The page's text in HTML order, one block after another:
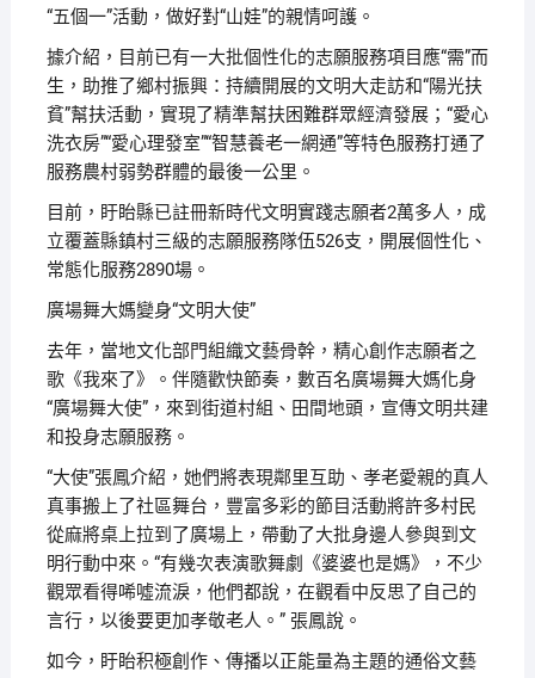
“五個一”活動，做好對“山娃”的親情呵護。
據介紹，目前已有一大批個性化的志願服務項目應“需”而
生，助推了鄉村振興：持續開展的文明大走訪和“陽光扶
貧”幫扶活動，實現了精準幫扶困難群眾經濟發展；“愛心
洗衣房”“愛心理發室”“智慧養老一網通”等特色服務打通了
服務農村弱勢群體的最後一公里。
目前，盱眙縣已註冊新時代文明實踐志願者2萬多人，成
立覆蓋縣鎮村三級的志願服務隊伍526支，開展個性化、
常態化服務2890場。
廣場舞大媽變身“文明大使”
去年，當地文化部門組織文藝骨幹，精心創作志願者之
歌《我來了》。伴隨歡快節奏，數百名廣場舞大媽化身
“廣場舞大使”，來到街道村組、田間地頭，宣傳文明共建
和投身志願服務。
“大使”張鳳介紹，她們將表現鄰里互助、孝老愛親的真人
真事搬上了社區舞台，豐富多彩的節目活動將許多村民
從麻將桌上拉到了廣場上，帶動了大批身邊人參與到文
明行動中來。“有幾次表演歌舞劇《婆婆也是媽》，不少
觀眾看得唏噓流淚，他們都說，在觀看中反思了自己的
言行，以後要更加孝敬老人。” 張鳳說。
如今，盱眙积極創作、傳播以正能量為主題的通俗文藝